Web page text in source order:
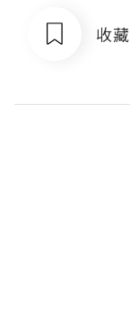
收藏